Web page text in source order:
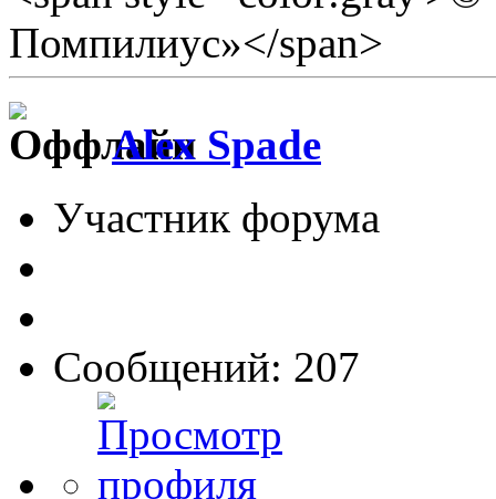
Помпилиус»</span>
Alex Spade
Участник форума
Сообщений: 207